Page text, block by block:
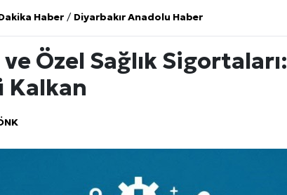
Haber / Diyarbakır Anadolu Haber
Özel Sağlık
Kalkan